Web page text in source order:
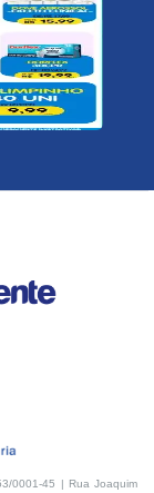
0001-45 | Rua Joaquim